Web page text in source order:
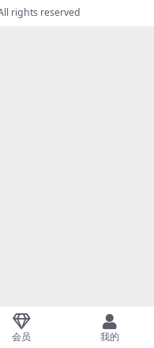
rights reserved
会员 我的